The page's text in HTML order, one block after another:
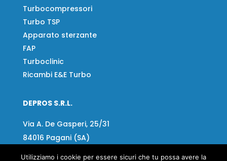
Turbocompressori
Turbo TSP
Apparato sterzante
FAP
Turboclinic
Ricambi E&E Turbo
DEPROS S.R.L.
Via A. De Gasperi, 25/31
84016 Pagani (SA)
Tel:+39 081 918020
Utilizziamo i cookie per essere sicuri che tu possa avere la